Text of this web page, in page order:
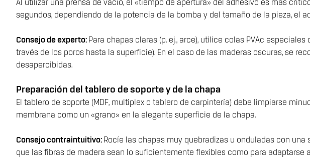
Al utilizar una prensa de vacío, el «tiempo de apertura» del adhesivo es más
segundos, dependiendo de la potencia de la bomba y del tamaño de la pieza, el
Consejo de experto: Para chapas claras (p. ej., arce), utilice colas PVAc
través de los poros hasta la superficie). En el caso de las maderas oscuras, se
desapercibidas.
Preparación del tablero de soporte y de la chapa
El tablero de soporte (MDF, multiplex o tablero de carpintería) debe limpiarse
membrana como un «grano» en la elegante superficie de la chapa.
Consejo contraintuitivo: Rocíe las chapas muy quebradizas u onduladas con
que las fibras de madera sean lo suficientemente flexibles como para